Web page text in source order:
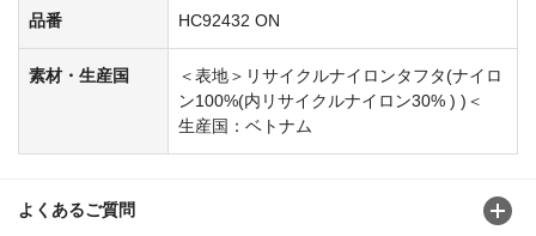
品番 HC92432 ON
素材・生産国
＜表地＞リサイクルナイロンタフタ(ナイロ
ン100%(内リサイクルナイロン30% ) )＜
生産国：ベトナム
よくあるご質問